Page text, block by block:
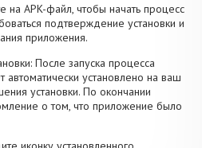
на APK-файл, чтобы начать процесс
подтверждение установки и
приложения.
После запуска процесса
автоматически установлено на ваш
установки. По окончании
о том, что приложение было